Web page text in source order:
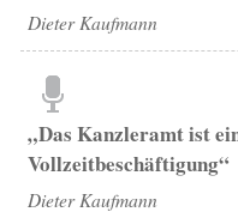
Dieter Kaufmann
„Das Kanzleramt ist
Vollzeitbeschäftigung“
Dieter Kaufmann